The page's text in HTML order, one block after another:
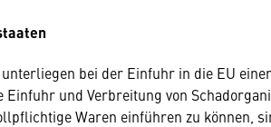
unterliegen bei der Einfuhr in die EU einer
und Verbreitung von
Waren einführen zu können,